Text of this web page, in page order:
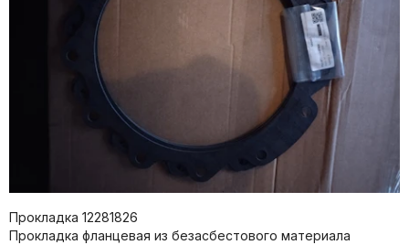
Прокладка 12281826
Прокладка фланцевая из безасбестового материала